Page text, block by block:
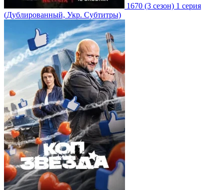
1670 (3 сезон) 1 серия
(Дублированный, Укр. Субтитры)